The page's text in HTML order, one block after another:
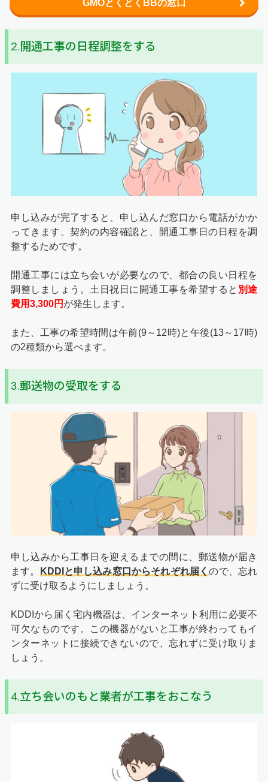
GMOとくとくBBの窓口
2.開通工事の日程調整をする
申し込みが完了すると、申し込んだ窓口から電話がかか
ってきます。契約の内容確認と、開通工事日の日程を調
整するためです。
開通工事には立ち会いが必要なので、都合の良い日程を
調整しましょう。土日祝日に開通工事を希望すると 別途
費用3,300円 が発生します。
また、工事の希望時間は午前(9～12時)と午後(13～17時)
の2種類から選べます。
3.郵送物の受取をする
申し込みから工事日を迎えるまでの間に、郵送物が届き
ます。
KDDIと申し込み窓口からそれぞれ届くので、忘れ
ずに受け取るようにしましょう。
KDDIから届く宅内機器は、インターネット利用に必要不
可欠なものです。この機器がないと工事が終わってもイ
ンターネットに接続できないので、忘れずに受け取りま
しょう。
4.立ち会いのもと業者が工事をおこなう